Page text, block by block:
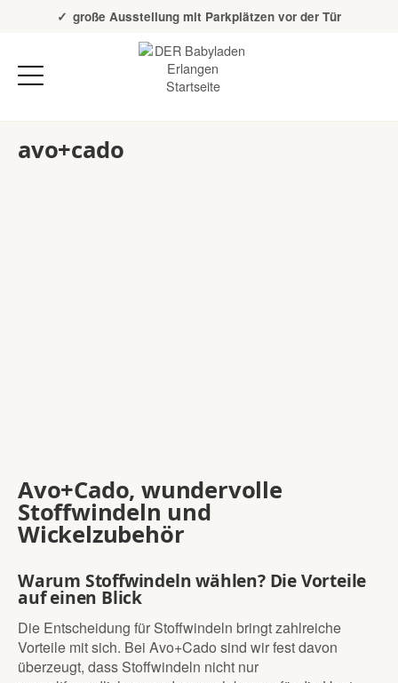
Über 20 Jahre Erfahrung
große Ausstellung mit Parkplätzen vor der Tür
avo+cado
Avo+Cado, wundervolle
Stoffwindeln und
Wickelzubehör
Warum Stoffwindeln wählen? Die Vorteile
auf einen Blick
Die Entscheidung für Stoffwindeln bringt zahlreiche
Vorteile mit sich. Bei Avo+Cado sind wir fest davon
überzeugt, dass Stoffwindeln nicht nur